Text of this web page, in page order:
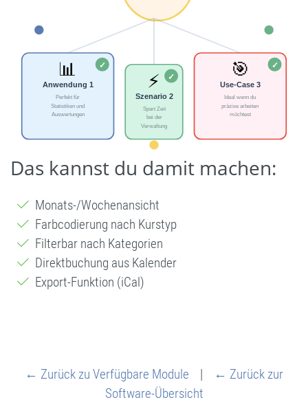
Das kannst du damit machen:
Monats-/Wochenansicht
Farbcodierung nach Kurstyp
Filterbar nach Kategorien
Direktbuchung aus Kalender
Export-Funktion (iCal)
← Zurück zu Verfügbare Module |
← Zurück zur
Software-Übersicht